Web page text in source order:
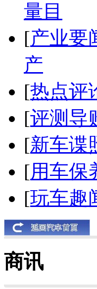
量目
[产业要
产
[热点评
[评测导
[新车谍
[用车保
[玩车趣
商讯